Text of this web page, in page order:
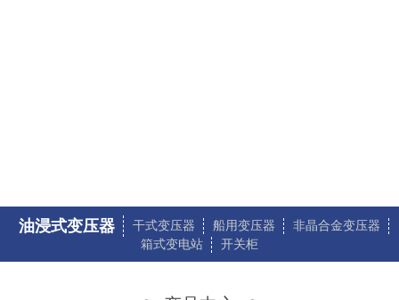
油浸式变压器 干式变压器 船用变压器
非晶合金变压器
箱式变电站
开关柜